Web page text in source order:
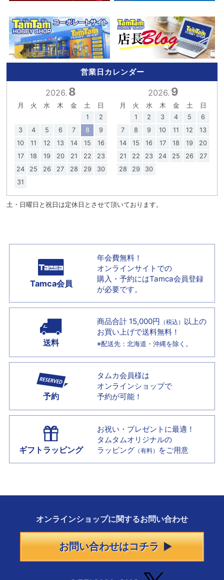
営業日カレンダー
2026. 8
月 火 水 木 金 土
日
1
2
3
4 5 6 7 8
9
10
11 12 13 14 15
16
17
18 19 20 21 22
23
24
25 26 27 28 29
30
31
2026. 9
月 火 水 木 金 土
日
1
2 3 4 5
6
7
8 9 10 11 12
13
14
15 16 17 18 19
20
21
22 23 24 25 26
27
28
29 30
土・日曜日と祝日は定休日とさせて頂いております。
Tamca会員
年会費無料！
オンラインサイトでの
購入・予約にはTamca会員登録
が必要です。
送料
商品合計 15,000円 （税込） 以上の
お買い上げで送料無料！
※配送先：北海道・沖縄を除く。
予約
タムカ会員様は
オンラインショップで
予約が可能！
ギフトラッピング
お祝い・プレゼントに最適！
タムタムオリジナルの
ラッピング （有料） をご用意
オンラインショップに関するお問い合わせ
お問い合わせはコチラ